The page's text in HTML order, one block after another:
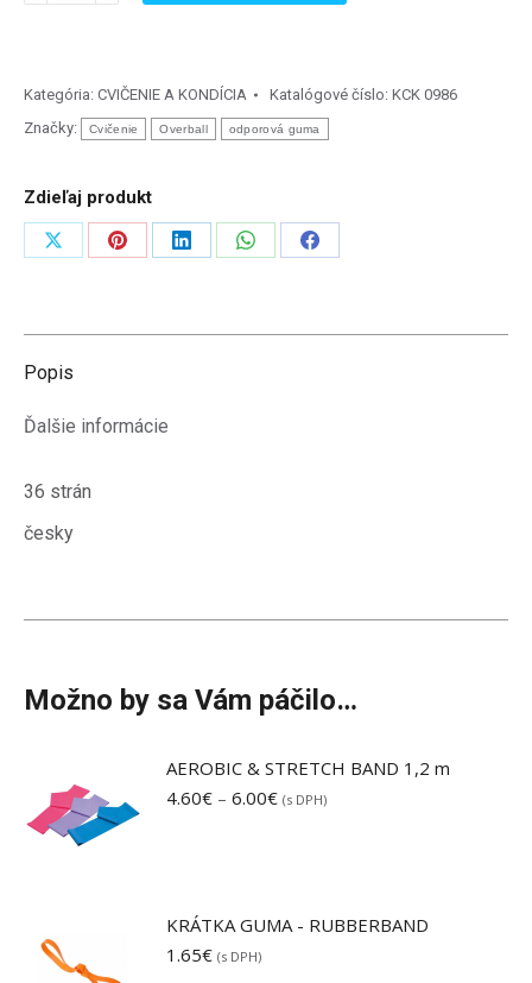
II.
(brožúrka)
Kategória: CVIČENIE A KONDÍCIA Katalógové číslo: KCK 0986
Značky:
Cvičenie Overball odporová guma
Zdieľaj produkt
ZdieľaťZdieľaťZdieľaťZdieľaťZdieľať
Popis
Ďalšie informácie
36 strán
česky
Možno by sa Vám páčilo…
AEROBIC & STRETCH BAND 1,2 m
4.60€ – 6.00€Price
(s DPH)
KRÁTKA GUMA - RUBBERBAND
1.65€ (s DPH)